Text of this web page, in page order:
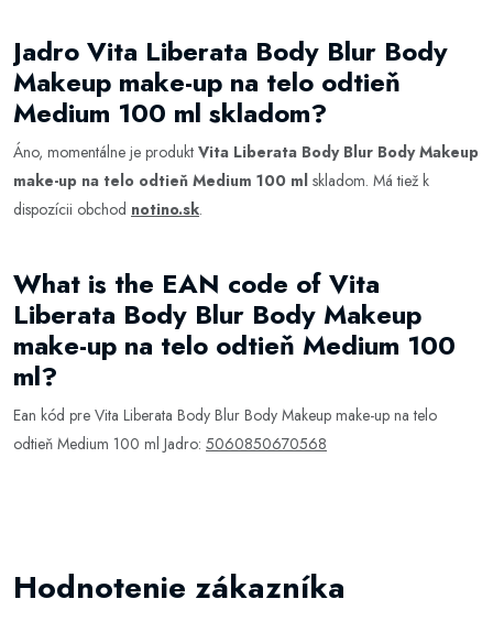
Jadro Vita Liberata Body Blur Body
Makeup make-up na telo odtieň
Medium 100 ml skladom?
Áno, momentálne je produkt Vita Liberata Body Blur Body Makeup
make-up na telo odtieň Medium 100 ml skladom. Má tiež k
dispozícii obchod notino.sk.
What is the EAN code of Vita
Liberata Body Blur Body Makeup
make-up na telo odtieň Medium 100
ml?
Ean kód pre Vita Liberata Body Blur Body Makeup make-up na telo
odtieň Medium 100 ml Jadro: 5060850670568
Hodnotenie zákazníka